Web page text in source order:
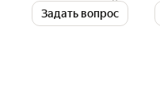
Задать вопрос